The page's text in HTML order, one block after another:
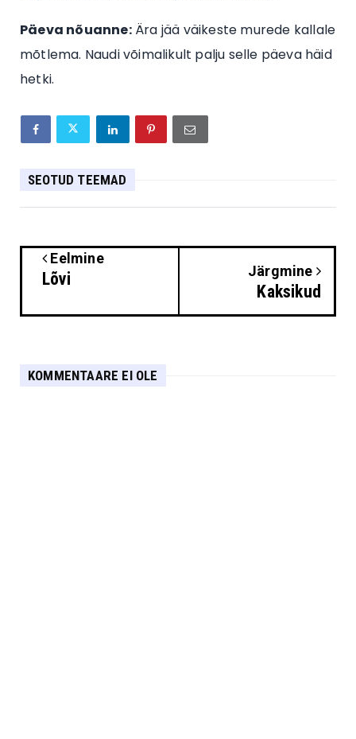
Päeva nõuanne:Ära jää väikeste murede kallale
mõtlema. Naudi võimalikult palju selle päeva häid
hetki.
SEOTUD TEEMAD
Eelmine
Lõvi Järgmine
Kaksikud
KOMMENTAARE EI OLE